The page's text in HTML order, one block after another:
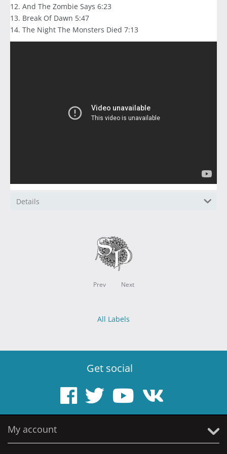
12. And The Zombie Says 6:23
13. Break Of Dawn 5:47
14. The Night The Monsters Died 7:13
Details
Prev Next
All Labels
Get social
My account